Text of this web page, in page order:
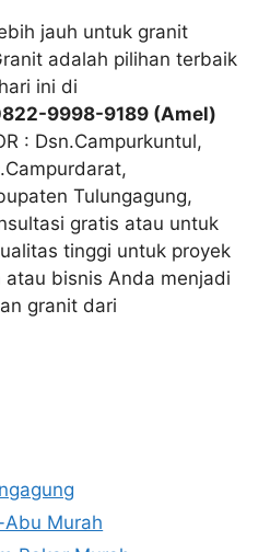
jauh untuk granit
adalah pilihan terbaik
ini di
9998-9189 (Amel)
: Dsn.Campurkuntul,
Tulungagung,
gratis atau untuk
tinggi untuk proyek
bisnis Anda menjadi
granit dari
Murah